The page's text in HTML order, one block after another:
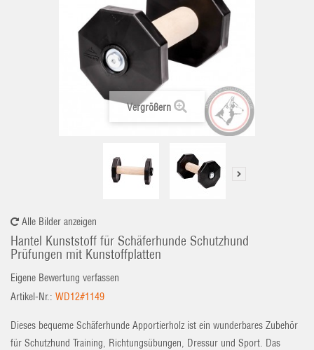
Vergrößern
Alle Bilder anzeigen
Hantel Kunststoff für Schäferhunde Schutzhund
Prüfungen mit Kunstoffplatten
Eigene Bewertung verfassen
Artikel-Nr.: WD12#1149
Dieses bequeme Schäferhunde Apportierholz ist ein wunderbares Zubehör
für Schutzhund Training, Richtungsübungen, Dressur und Sport. Das